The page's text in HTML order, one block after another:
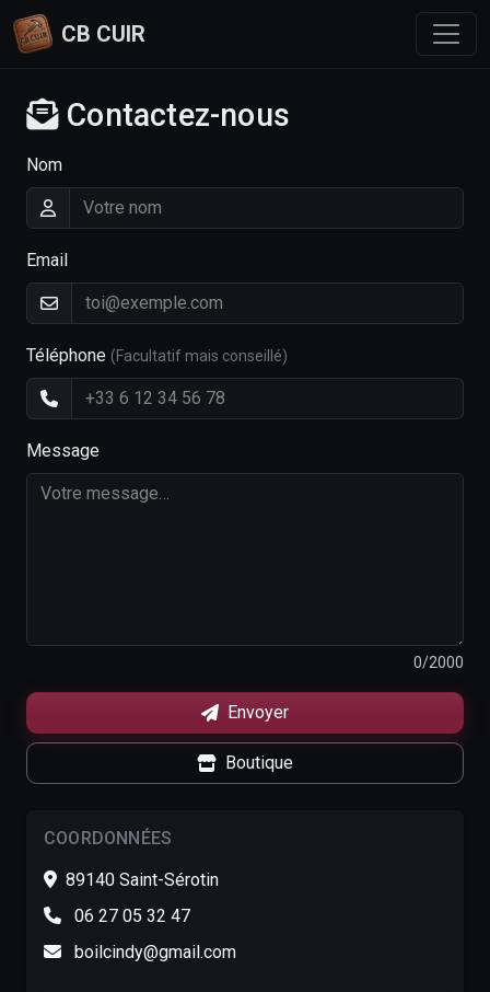
CB CUIR
Contactez-nous
Nom
Email
Téléphone (Facultatif mais conseillé)
Message
0/2000
Envoyer
Boutique
COORDONNÉES
89140 Saint-Sérotin
06 27 05 32 47
boilcindy@gmail.com